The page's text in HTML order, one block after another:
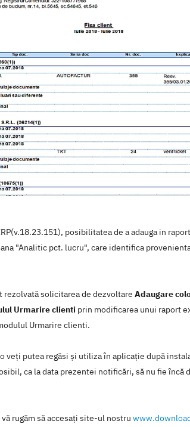
posibilitatea de a adauga in
"Analitic pct. lucru", care identifica
rezolvată solicitarea de dezvoltare Adaugare
Urmarire clienti prin modificarea unui raport
Urmarire clienti.
veţi putea regăsi şi utiliza în aplicaţie după
ca la data prezentei notificări, să nu fie încă
rugăm să accesaţi site-ul nostru